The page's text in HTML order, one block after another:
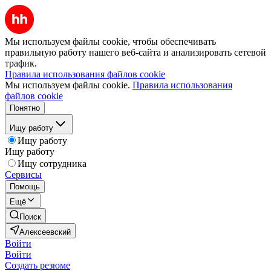
Мы используем файлы cookie, чтобы обеспечивать
правильную работу нашего веб-сайта и анализировать сетевой
трафик.
Правила использования файлов cookie
Мы используем файлы cookie. Правила использования
файлов cookie
Понятно
Ищу работу
Ищу работу
Ищу работу
Ищу сотрудника
Сервисы
Помощь
Ещё
Поиск
Алексеевский
Войти
Войти
Создать резюме